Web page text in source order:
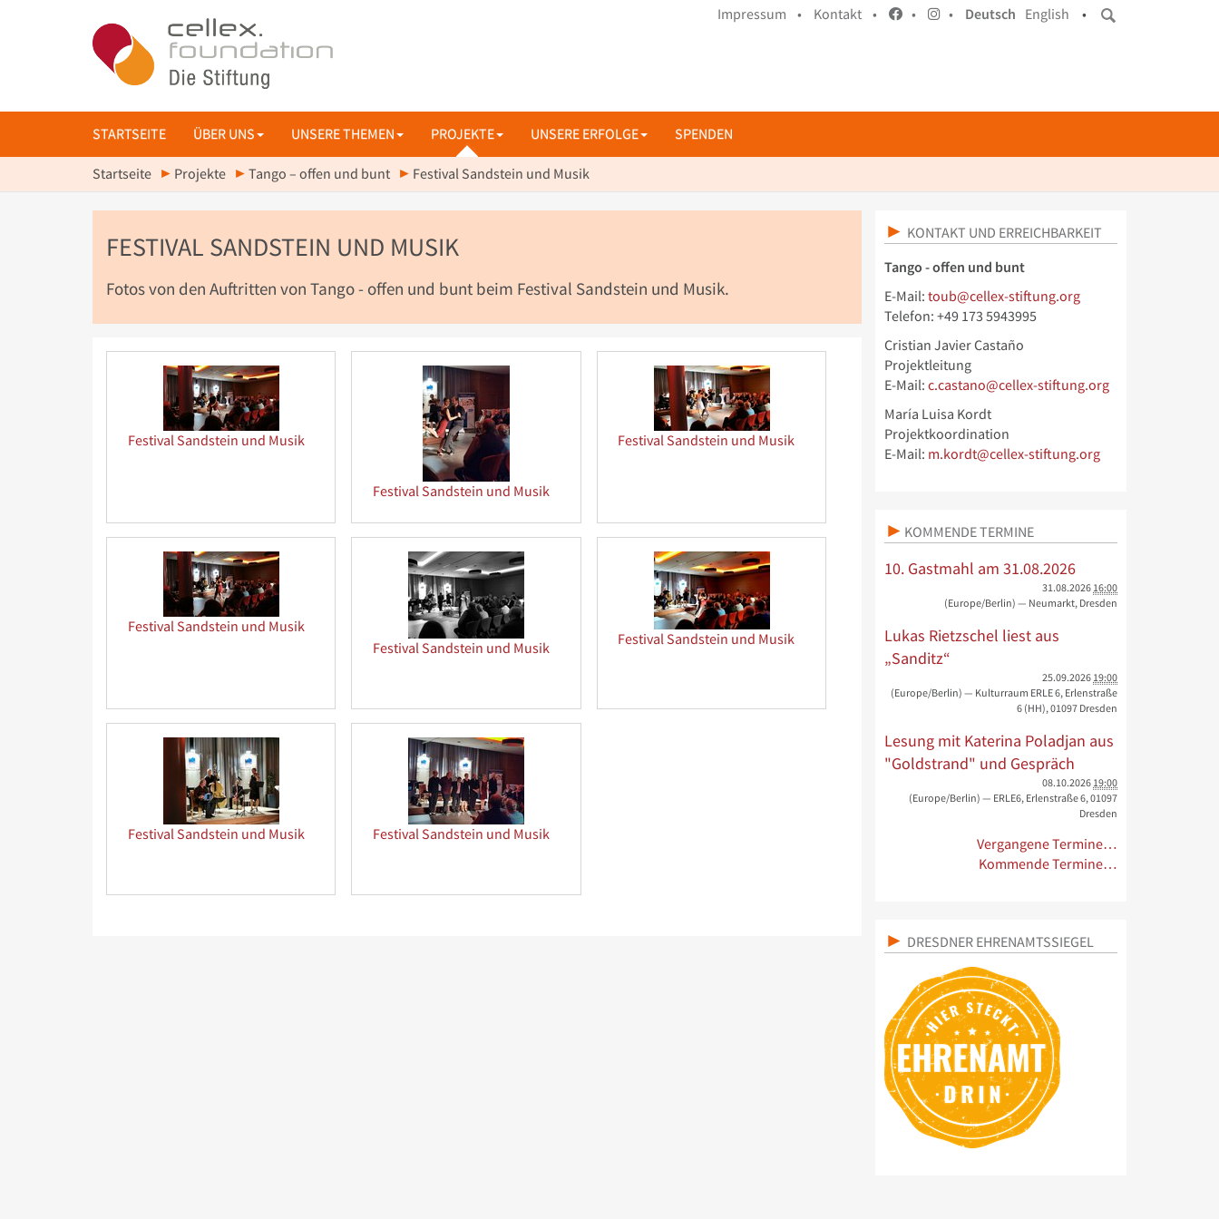
Impressum • Kontakt • • • Deutsch English •
STARTSEITE ÜBER UNS UNSERE THEMEN PROJEKTE UNSERE ERFOLGE SPENDEN
Startseite Projekte Tango – offen und bunt Festival Sandstein und Musik
FESTIVAL SANDSTEIN UND MUSIK
Fotos von den Auftritten von Tango - offen und bunt beim Festival Sandstein und Musik.
Festival Sandstein und Musik
Festival Sandstein und Musik
Festival Sandstein und Musik
Festival Sandstein und Musik
Festival Sandstein und Musik
Festival Sandstein und Musik
Festival Sandstein und Musik Festival Sandstein und Musik
KONTAKT UND ERREICHBARKEIT
Tango - offen und bunt
E-Mail: toub@cellex-stiftung.org
Telefon: +49 173 5943995
Cristian Javier Castaño
Projektleitung
E-Mail: c.castano@cellex-stiftung.org
María Luisa Kordt
Projektkoordination
E-Mail: m.kordt@cellex-stiftung.org
KOMMENDE TERMINE
10. Gastmahl am 31.08.2026
31.08.2026 16:00
(Europe/Berlin) — Neumarkt, Dresden
Lukas Rietzschel liest aus
„Sanditz“
25.09.2026 19:00
(Europe/Berlin) — Kulturraum ERLE 6, Erlenstraße
6 (HH), 01097 Dresden
Lesung mit Katerina Poladjan aus
"Goldstrand" und Gespräch
08.10.2026 19:00
(Europe/Berlin) — ERLE6, Erlenstraße 6, 01097
Dresden
Vergangene Termine…
Kommende Termine…
DRESDNER EHRENAMTSSIEGEL